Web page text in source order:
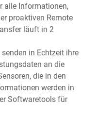
alle Informationen,
proaktiven Remote
läuft in 2
in Echtzeit ihre
an die
die in den
werden in
Softwaretools für